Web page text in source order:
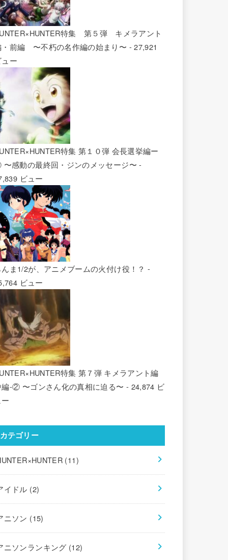
特集 第５弾 キメラアント
・前編 〜不朽の名作編の始まり〜 - 27,921
ー
特集 第１０弾 会長選挙編ー
感動の最終回・ジンのメッセージ〜 -
ビュー
ま1/2が、アニメブームの火付け役！？ -
ビュー
特集 第７弾 キメラアント編
編-② 〜ゴンさん化の真相に迫る〜 - 24,874 ビ
カテゴリー
(11)
イドル (2)
ニソン (15)
ニソンランキング (12)